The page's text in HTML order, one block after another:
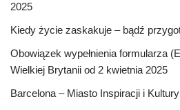
2025
Kiedy życie zaskakuje – bądź
Obowiązek wypełnienia formularza
Wielkiej Brytanii od 2 kwietnia 2025
Barcelona – Miasto Inspiracji i Kultury